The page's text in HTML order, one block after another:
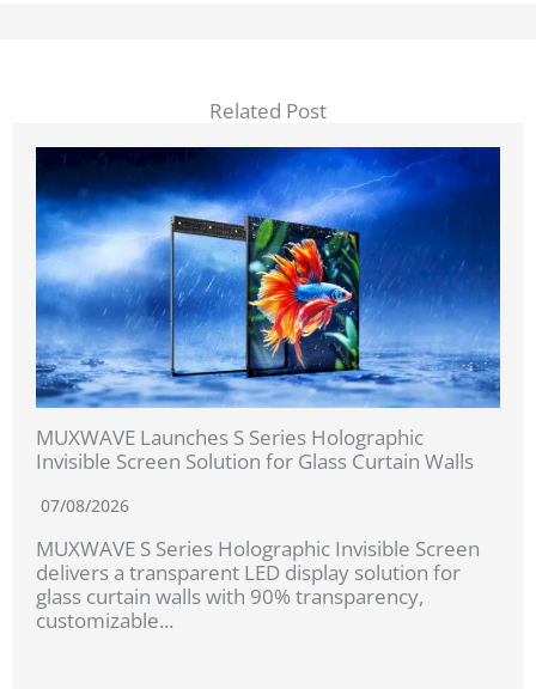
Related Post
MUXWAVE Launches S Series Holographic
Invisible Screen Solution for Glass Curtain Walls
07/08/2026
MUXWAVE S Series Holographic Invisible Screen
delivers a transparent LED display solution for
glass curtain walls with 90% transparency,
customizable...